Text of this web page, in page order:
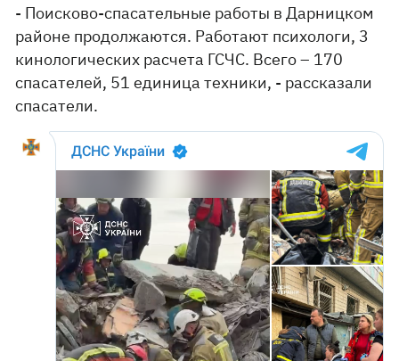
- Поисково-спасательные работы в Дарницком
районе продолжаются. Работают психологи, 3
кинологических расчета ГСЧС. Всего – 170
спасателей, 51 единица техники, - рассказали
спасатели.